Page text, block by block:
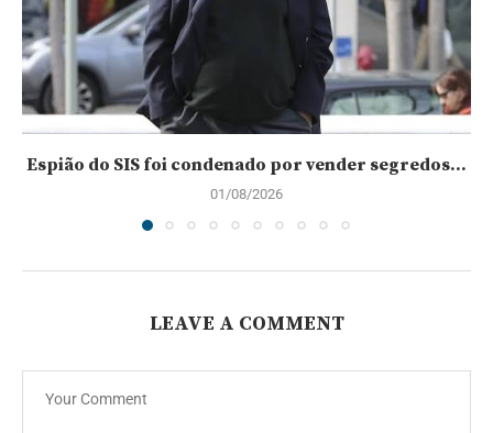
Espião do SIS foi condenado por vender segredos...
01/08/2026
LEAVE A COMMENT